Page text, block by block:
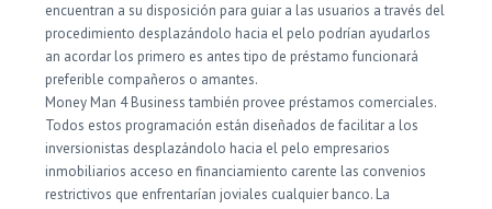
encuentran a su disposición para guiar a las usuarios a través del
procedimiento desplazándolo hacia el pelo podrían ayudarlos
an acordar los primero es antes tipo de préstamo funcionará
preferible compañeros o amantes.
Money Man 4 Business también provee préstamos comerciales.
Todos estos programación están diseñados de facilitar a los
inversionistas desplazándolo hacia el pelo empresarios
inmobiliarios acceso en financiamiento carente las convenios
restrictivos que enfrentarían joviales cualquier banco. La